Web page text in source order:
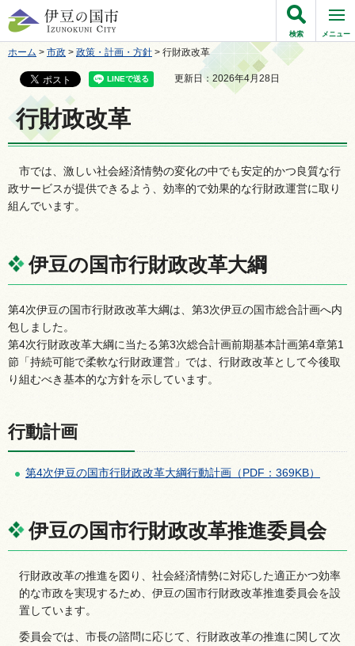
伊豆の国市
検索 メニュー
ホーム > 市政 > 政策・計画・方針 > 行財政改革
更新日：2026年4月28日
行財政改革
市では、激しい社会経済情勢の変化の中でも安定的かつ良質な行
政サービスが提供できるよう、効率的で効果的な行財政運営に取り
組んでいます。
伊豆の国市行財政改革大綱
第4次伊豆の国市行財政改革大綱は、第3次伊豆の国市総合計画へ内
包しました。
第4次行財政改革大綱に当たる第3次総合計画前期基本計画第4章第1
節「持続可能で柔軟な行財政運営」では、行財政改革として今後取
り組むべき基本的な方針を示しています。
行動計画
第4次伊豆の国市行財政改革大綱行動計画（PDF：369KB）
伊豆の国市行財政改革推進委員会
行財政改革の推進を図り、社会経済情勢に対応した適正かつ効率
的な市政を実現するため、伊豆の国市行財政改革推進委員会を設
置しています。
委員会では、市長の諮問に応じて、行財政改革の推進に関して次